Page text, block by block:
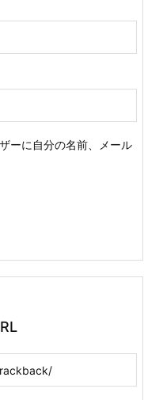
ーに自分の名前、メール